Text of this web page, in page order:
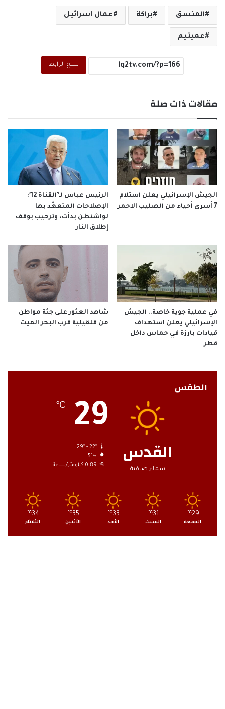
المنسق براكة عمال اسرائيل
عميتيم
نسخ الرابط
مقالات ذات صلة
الجيش الإسرائيلي يعلن استلام
7 أسرى أحياء من الصليب الاحمر
الرئيس عباس لـ’القناة 12′:
الإصلاحات المتعهّد بها
لواشنطن بدأت، وترحيب بوقف
إطلاق النار
في عملية جوية خاصة.. الجيش
الإسرائيلي يعلن استهداف
قيادات بارزة في حماس داخل
قطر
شاهد العثور على جثة مواطن
من قلقيلية قرب البحر الميت
الطقس
القدس
سماء صافية
29
℃
29º - 22º
51%
0.89 كيلومتر/ساعة
29
℃
الجمعة
31
℃
السبت
33
℃
الأحد
35
℃
الأثنين
34
℃
الثلاثاء